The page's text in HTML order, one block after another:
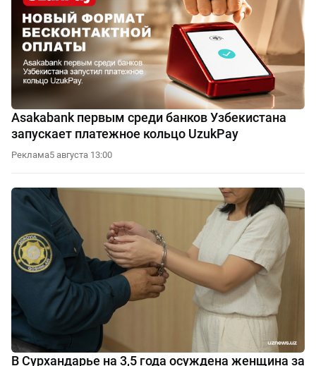
Asakabank первым среди банков Узбекистана
запускает платежное кольцо UzukPay
Реклама5 августа 13:00
В Сурхандарье на 3,5 года осуждена женщина за